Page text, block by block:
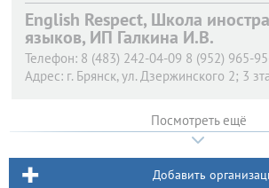
English Respect, Школа
языков, ИП Галкина И.В.
Телефон: 8 (483) 242-04-09 8 (952) 965-
Адрес: г. Брянск, ул. Дзержинского 2; 3
Посмотреть ещё
Добавить